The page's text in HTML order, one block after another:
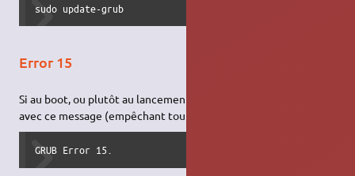
sudo update-grub
Error 15
Si au boot, ou plutôt au lancement de grub, vous vous retrouvez
avec ce message (empêchant tout démarrage du système) :
GRUB Error 15.